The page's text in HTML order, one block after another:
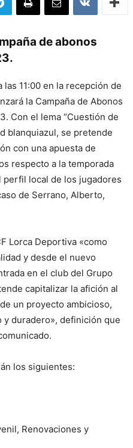
de abonos
11:00 en la recepción de
la Campaña de Abonos
Con el lema “Cuestión de
blanquiazul, se pretende
con una apuesta de
respecto a la temporada
perfil local de los jugadores
de Serrano, Alberto,
Lorca Deportiva «como
y desde el nuevo
en el club del Grupo
capitalizar la afición al
un proyecto ambicioso,
duradero», definición que
los siguientes:
Renovaciones y